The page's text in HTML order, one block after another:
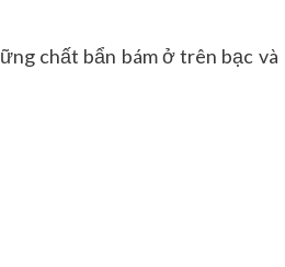
chất bẩn bám ở trên bạc và